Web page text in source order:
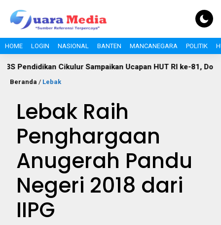
HOME LOGIN NASIONAL BANTEN MANCANEGARA POLITIK
Cikulur Sampaikan Ucapan HUT RI ke-81, Dorong
Beranda / Lebak
Lebak Raih
Penghargaan
Anugerah Pandu
Negeri 2018 dari
IIPG